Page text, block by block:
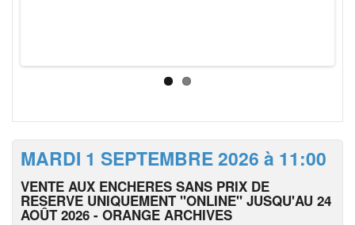
MARDI 1 SEPTEMBRE 2026 à 11:00
VENTE AUX ENCHERES SANS PRIX DE
RESERVE UNIQUEMENT "ONLINE" JUSQU'AU 24
AOÛT 2026 - ORANGE ARCHIVES